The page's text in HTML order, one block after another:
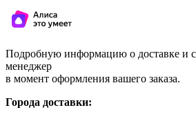
Подробную информацию о доставке и
менеджер
в момент оформления вашего заказа.
Города доставки: